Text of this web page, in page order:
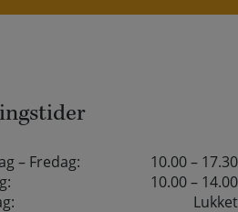
– Fredag:
10.00 – 17.30
10.00 – 14.00
Lukket